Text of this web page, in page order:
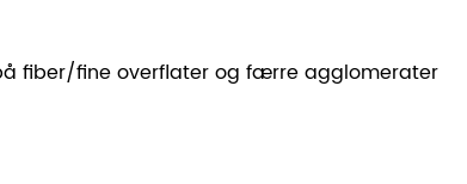
fiber/fine overflaterog færre agglomerater